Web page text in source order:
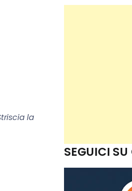
la
SEGUICI